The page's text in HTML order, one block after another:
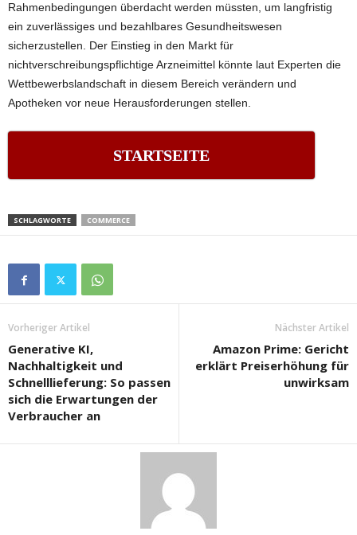
Rahmenbedingungen überdacht werden müssten, um langfristig
ein zuverlässiges und bezahlbares Gesundheitswesen
sicherzustellen. Der Einstieg in den Markt für
nichtverschreibungspflichtige Arzneimittel könnte laut Experten die
Wettbewerbslandschaft in diesem Bereich verändern und
Apotheken vor neue Herausforderungen stellen.
STARTSEITE
SCHLAGWORTE COMMERCE
Vorheriger Artikel
Generative KI,
Nachhaltigkeit und
Schnelllieferung: So passen
sich die Erwartungen der
Verbraucher an
Nächster Artikel
Amazon Prime: Gericht
erklärt Preiserhöhung für
unwirksam